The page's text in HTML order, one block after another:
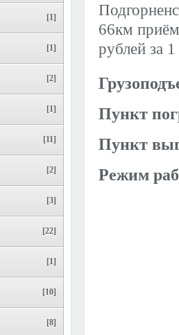
[1]
[1]
[2]
[1]
[11]
[2]
[3]
[22]
[1]
[10]
[8]
66км
рублей за
Пункт
Пункт
Режим